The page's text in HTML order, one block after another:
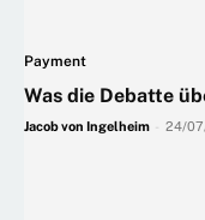
Payment
Was die Debatte
Jacob von Ingelheim 24/